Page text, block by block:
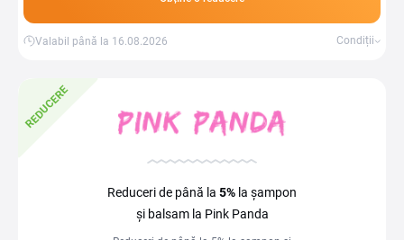
Valabil până la 16.08.2026 Condiții
REDUCERE
Reduceri de până la 5% la șampon
și balsam la Pink Panda